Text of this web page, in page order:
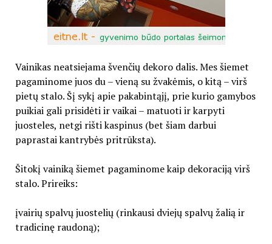
Vainikas neatsiejama švenčių dekoro dalis. Mes šiemet
pagaminome juos du – vieną su žvakėmis, o kitą – virš
pietų stalo. Šį sykį apie pakabintąjį, prie kurio gamybos
puikiai gali prisidėti ir vaikai – matuoti ir karpyti
juosteles, netgi rišti kaspinus (bet šiam darbui
paprastai kantrybės pritrūksta).
Šitokį vainiką šiemet pagaminome kaip dekoraciją virš
stalo. Prireiks:
įvairių spalvų juostelių (rinkausi dviejų spalvų žalią ir
tradicinę raudoną);